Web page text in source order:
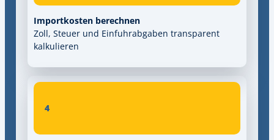
Importkosten berechnen
Zoll, Steuer und Einfuhrabgaben transparent
kalkulieren
4